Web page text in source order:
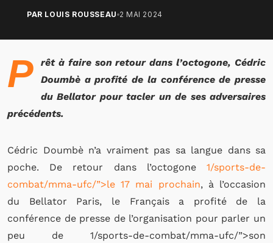
PAR LOUIS ROUSSEAU 2 MAI 2024
P
rêt à faire son retour dans l’octogone, Cédric
Doumbè a profité de la conférence de presse
du Bellator pour tacler un de ses adversaires
précédents.
Cédric Doumbè n’a vraiment pas sa langue dans sa
poche. De retour dans l’octogone 1/sports-de-
combat/mma-ufc/”>le 17 mai prochain, à l’occasion
du Bellator Paris, le Français a profité de la
conférence de presse de l’organisation pour parler un
peu de 1/sports-de-combat/mma-ufc/”>son